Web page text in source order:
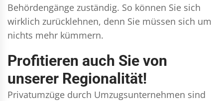
Behördengänge zuständig. So können Sie sich
wirklich zurücklehnen, denn Sie müssen sich um
nichts mehr kümmern.
Profitieren auch Sie von
unserer Regionalität!
Privatumzüge durch Umzugsunternehmen sind